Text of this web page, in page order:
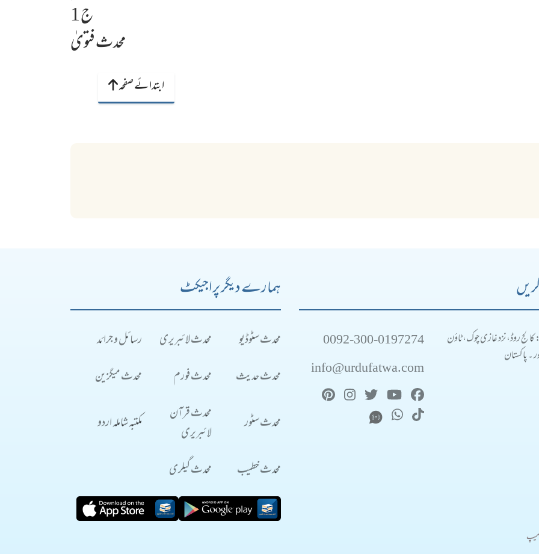
ج 1
محدث فتویٰ
ابتدائے صفحہ
کالج روڈ، نزد غازی چوک، ٹاؤن
۔ پاکستان
0092-300-0197274
info@urdufatwa.com
ہمارے دیگر پراجیکٹ
محدث سٹوڈیو محدث لائبریری
رسائل و جرائد
محدث حدیث
محدث فورم محدث میگزین
محدث سٹور
محدث قرآن
لائبریری
مکتبہ شاملہ اردو
محدث خطیب محدث گیلری